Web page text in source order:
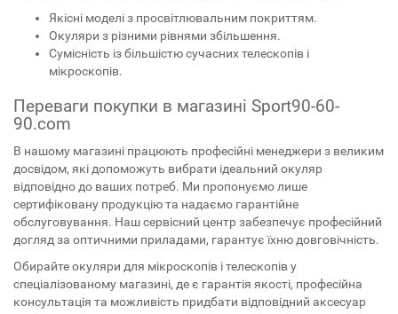
Якісні моделі з просвітлювальним покриттям.
Окуляри з різними рівнями збільшення.
Сумісність із більшістю сучасних телескопів і
мікроскопів.
Переваги покупки в магазині Sport90-60-
90.com
В нашому магазині працюють професійні менеджери з великим
досвідом, які допоможуть вибрати ідеальний окуляр
відповідно до ваших потреб. Ми пропонуємо лише
сертифіковану продукцію та надаємо гарантійне
обслуговування. Наш сервісний центр забезпечує професійний
догляд за оптичними приладами, гарантує їхню довговічність.
Обирайте окуляри для мікроскопів і телескопів у
спеціалізованому магазині, де є гарантія якості, професійна
консультація та можливість придбати відповідний аксесуар